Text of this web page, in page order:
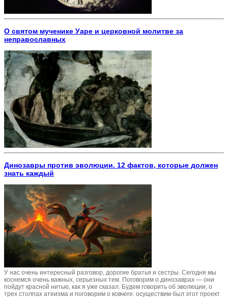
О святом мученике Уаре и церковной молитве за
неправославных
Динозавры против эволюции. 12 фактов, которые должен
знать каждый
У нас очень интересный разговор, дорогие братья и сестры. Сегодня мы
коснемся очень важных, серьезных тем. Поговорим о динозаврах — они
пойдут красной нитью, как я уже сказал. Будем говорить об эволюции, о
трех столпах атеизма и поговорим о ковчеге: осуществим был этот проект